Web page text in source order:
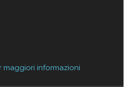
maggiori informazioni